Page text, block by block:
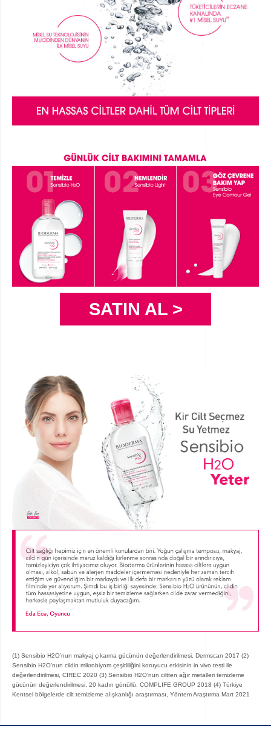
SATIN AL >
(1) Sensibio H2O’nun makyaj çıkarma gücünün değerlendirilmesi, Dermscan 2017 (2)
Sensibio H2O’nun cildin mikrobiyom çeşitliliğini koruyucu etkisinin in vivo testi ile
değerlendirilmesi, CIREC 2020 (3) Sensibio H2O’nun ciltten ağır metalleri temizleme
gücünün değerlendirilmesi, 20 kadın gönüllü, COMPLIFE GROUP 2018 (4) Türkiye
Kentsel bölgelerde cilt temizleme alışkanlığı araştırması, Yöntem Araştırma Mart 2021